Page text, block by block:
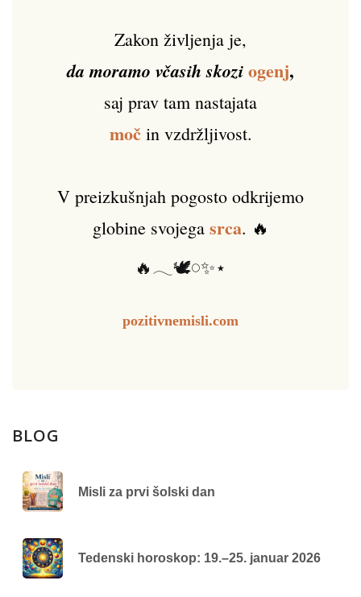
Zakon življenja je,
da moramo včasih skoziogenj,
saj prav tam nastajata
močin vzdržljivost.
V preizkušnjah pogosto odkrijemo
globine svojega srca. 🔥
🔥𓂃🕊️𓏸✨⋆
pozitivnemisli.com
BLOG
Misli za prvi šolski dan
Tedenski horoskop: 19.–25. januar 2026